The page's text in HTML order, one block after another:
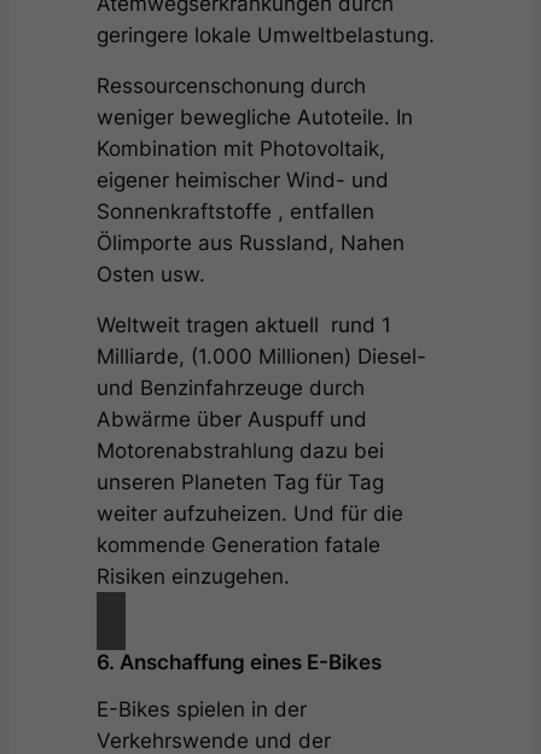
geringere lokale Umweltbelastung.
Ressourcenschonung durch
weniger bewegliche Autoteile. In
Kombination mit Photovoltaik,
eigener heimischer Wind- und
Sonnenkraftstoffe , entfallen
Ölimporte aus Russland, Nahen
Osten usw.
Weltweit tragen aktuell rund 1
Milliarde, (1.000 Millionen) Diesel-
und Benzinfahrzeuge durch
Abwärme über Auspuff und
Motorenabstrahlung dazu bei
unseren Planeten Tag für Tag
weiter aufzuheizen. Und für die
kommende Generation fatale
Risiken einzugehen.
6. Anschaffung eines E-Bikes
E-Bikes spielen in der
Verkehrswende und der